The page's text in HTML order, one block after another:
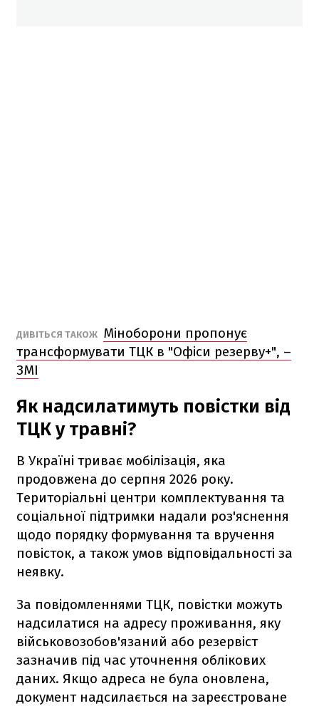
ДИВІТЬСЯ ТАКОЖ Міноборони пропонує
трансформувати ТЦК в "Офіси резерву+", –
ЗМІ
Як надсилатимуть повістки від
ТЦК у травні?
В Україні триває мобілізація, яка
продовжена до серпня 2026 року.
Територіальні центри комплектування та
соціальної підтримки надали роз'яснення
щодо порядку формування та вручення
повісток, а також умов відповідальності за
неявку.
За повідомленнями ТЦК, повістки можуть
надсилатися на адресу проживання, яку
військовозобов'язаний або резервіст
зазначив під час уточнення облікових
даних. Якщо адреса не була оновлена,
документ надсилається на зареєстроване